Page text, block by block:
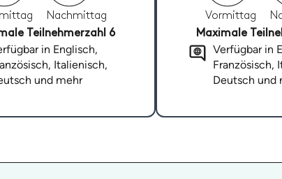
Nachmittag
Teilnehmerzahl 6
in Englisch,
Italienisch,
und mehr
Vormittag
Maximale
Verfügbar in
Französisch,
Deutsch und